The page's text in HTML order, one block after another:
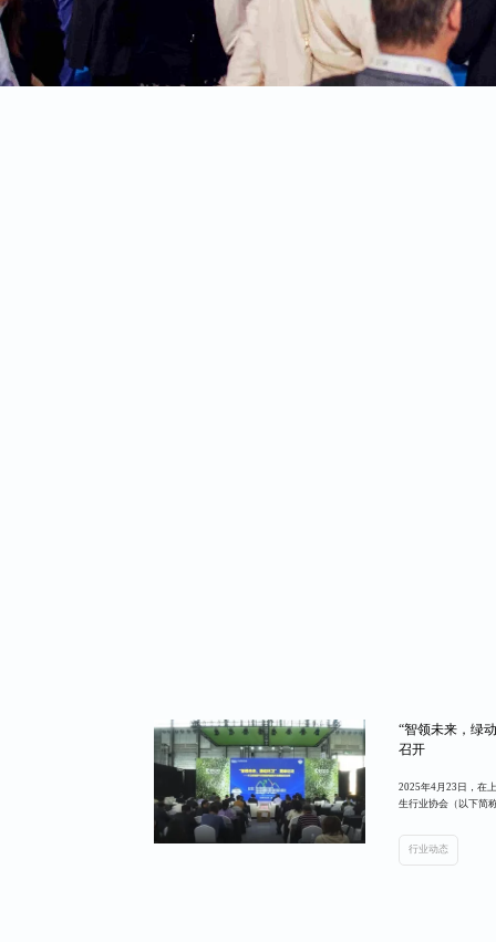
“智领未来，绿
召开
2025年4月23日，在
生行业协会（以下简
业协会环卫设备专业
（上海）有限公司（
行业动态